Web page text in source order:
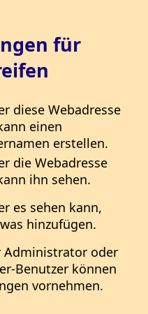
für
diese Webadresse
einen
erstellen.
die Webadresse
ihn sehen.
es sehen kann,
hinzufügen.
Administrator oder
Benutzer können
vornehmen.